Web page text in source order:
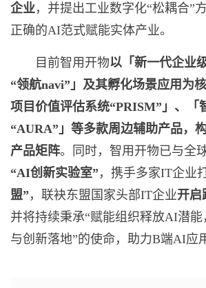
企业，并提出工业数字化“松耦合”
正确的AI范式赋能实体产业。
目前智用开物以「新一代企业
“领航navi” 」及其孵化场景应用为
项目价值评估系统“PRISM” 」、「
“AURA” 」等多款周边辅助产品，
产品矩阵。同时，智用开物已与全
“AI创新实验室” ，携手多家IT企业
盟” ，联袂东盟国家头部IT企业开启
并将持续秉承“赋能组织释放AI潜
与创新落地”的使命，助力B端AI应